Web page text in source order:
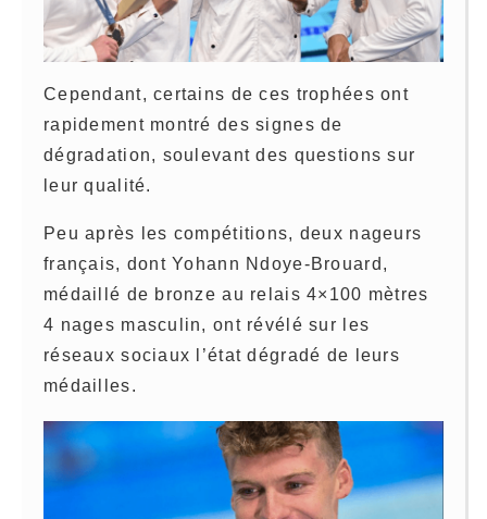
Cependant, certains de ces trophées ont
rapidement montré des signes de
dégradation, soulevant des questions sur
leur qualité.
Peu après les compétitions, deux nageurs
français, dont Yohann Ndoye-Brouard,
médaillé de bronze au relais 4×100 mètres
4 nages masculin, ont révélé sur les
réseaux sociaux l’état dégradé de leurs
médailles.